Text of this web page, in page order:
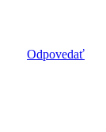
Odpovedať